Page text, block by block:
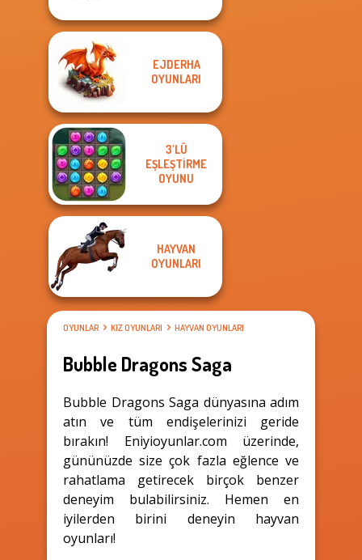
EJDERHA
OYUNLARI
3'LÜ
EŞLEŞTIRME
OYUNU
HAYVAN
OYUNLARI
OYUNLAR KIZ OYUNLARI HAYVAN OYUNLARI
Bubble Dragons Saga
Bubble Dragons Saga dünyasına adım
atın ve tüm endişelerinizi geride
bırakın! Eniyioyunlar.com üzerinde,
gününüzde size çok fazla eğlence ve
rahatlama getirecek birçok benzer
deneyim bulabilirsiniz. Hemen en
iyilerden birini deneyin hayvan
oyunları!